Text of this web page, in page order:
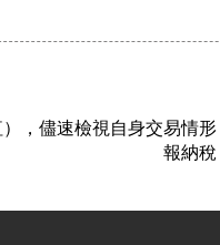
，儘速檢視自身交易情形
報納稅